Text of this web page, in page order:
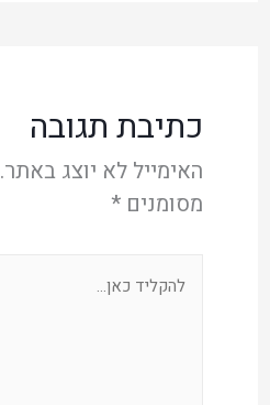
כתיבת תגובה
האימייל לא יוצג באתר.
מסומנים *